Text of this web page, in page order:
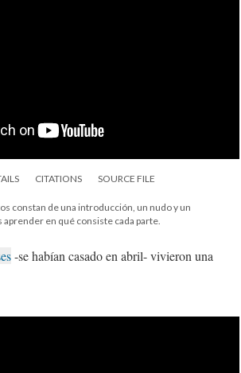
CITATIONS SOURCE FILE
constan de una introducción, un nudo y un
aprender en qué consiste cada parte.
-se habían casado en abril- vivieron una